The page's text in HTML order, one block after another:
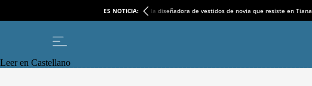
ES NOTICIA: la diseñadora de vestidos de novia que resiste en Tiana
Leer en Castellano